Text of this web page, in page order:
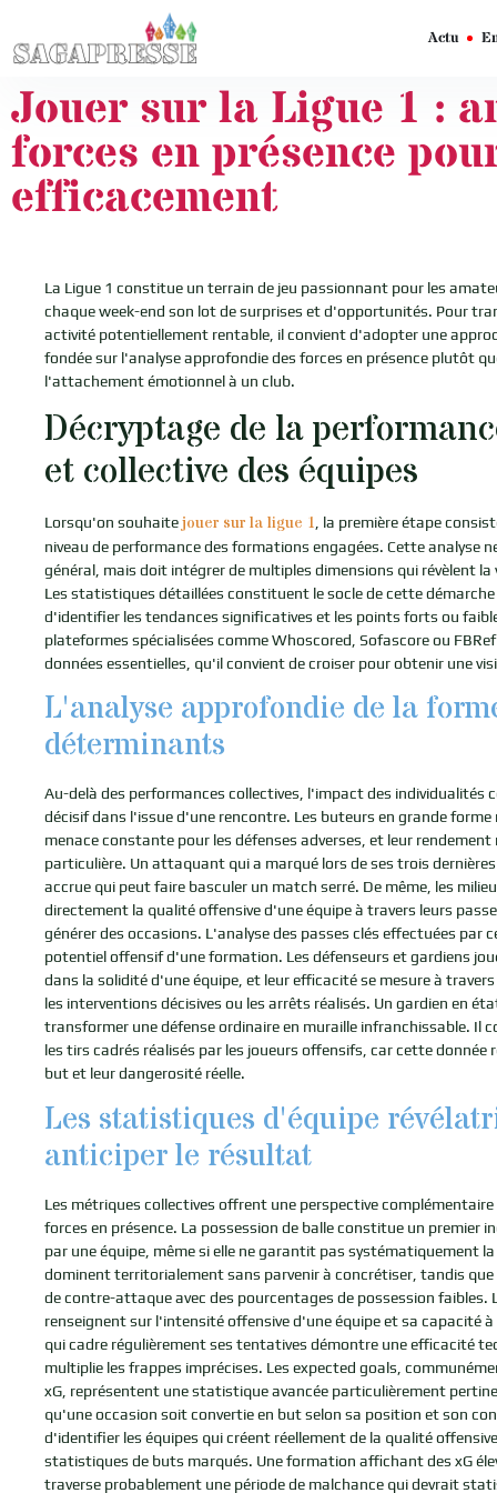
Actu
Jouer sur la Ligue 1 :
forces en présence
efficacement
La Ligue 1 constitue un terrain de jeu passionnant pour les
chaque week-end son lot de surprises et d'opportunités. Pour
activité potentiellement rentable, il convient d'adopter une
fondée sur l'analyse approfondie des forces en présence plutôt
l'attachement émotionnel à un club.
Décryptage de la
et collective des équipes
Lorsqu'on souhaitejouer sur la ligue 1 , la première étape
niveau de performance des formations engagées. Cette analyse
général, mais doit intégrer de multiples dimensions qui révèlent
Les statistiques détaillées constituent le socle de cette
d'identifier les tendances significatives et les points forts ou
plateformes spécialisées comme Whoscored, Sofascore ou
données essentielles, qu'il convient de croiser pour obtenir une
L'analyse approfondie de la
déterminants
Au-delà des performances collectives, l'impact des individualités
décisif dans l'issue d'une rencontre. Les buteurs en grande
menace constante pour les défenses adverses, et leur
particulière. Un attaquant qui a marqué lors de ses trois
accrue qui peut faire basculer un match serré. De même, les
directement la qualité offensive d'une équipe à travers leurs
générer des occasions. L'analyse des passes clés effectuées par
potentiel offensif d'une formation. Les défenseurs et gardiens
dans la solidité d'une équipe, et leur efficacité se mesure à
les interventions décisives ou les arrêts réalisés. Un gardien en
transformer une défense ordinaire en muraille infranchissable. Il
les tirs cadrés réalisés par les joueurs offensifs, car cette donnée
but et leur dangerosité réelle.
Les statistiques d'équipe
anticiper le résultat
Les métriques collectives offrent une perspective
forces en présence. La possession de balle constitue un premier
par une équipe, même si elle ne garantit pas systématiquement
dominent territorialement sans parvenir à concrétiser, tandis
de contre-attaque avec des pourcentages de possession faibles.
renseignent sur l'intensité offensive d'une équipe et sa capacité
qui cadre régulièrement ses tentatives démontre une efficacité
multiplie les frappes imprécises. Les expected goals,
xG, représentent une statistique avancée particulièrement
qu'une occasion soit convertie en but selon sa position et son
d'identifier les équipes qui créent réellement de la qualité
statistiques de buts marqués. Une formation affichant des xG
traverse probablement une période de malchance qui devrait